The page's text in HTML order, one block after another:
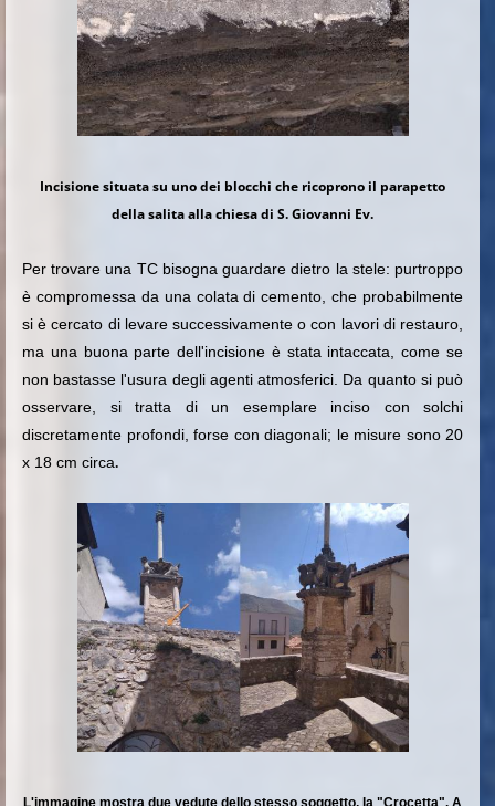
Incisione situata su uno dei blocchi che ricoprono il parapetto
della salita alla chiesa di S. Giovanni Ev.
Per trovare una TC bisogna guardare dietro la stele: purtroppo
è compromessa da una colata di cemento, che probabilmente
si è cercato di levare successivamente o con lavori di restauro,
ma una buona parte dell'incisione è stata intaccata, come se
non bastasse l'usura degli agenti atmosferici. Da quanto si può
osservare, si tratta di un esemplare inciso con solchi
discretamente profondi, forse con diagonali; le misure sono 20
x 18 cm circa.